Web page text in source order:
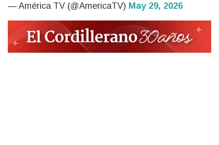
— América TV (@AmericaTV) May 29, 2026